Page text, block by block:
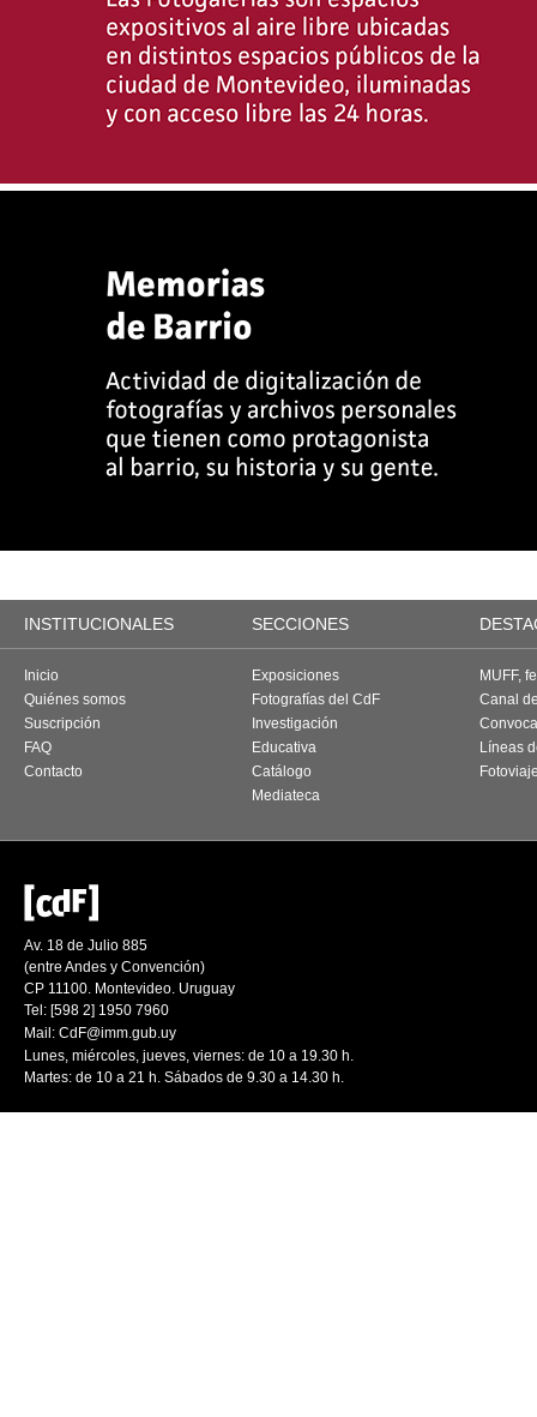
INSTITUCIONALES SECCIONES
Inicio
Quiénes somos
Suscripción
FAQ
Contacto
Exposiciones
Fotografías del CdF
Investigación
Educativa
Catálogo
Mediateca
MUFF,
Canal
Líneas
Av. 18 de Julio 885
(entre Andes y Convención)
CP 11100. Montevideo. Uruguay
Tel: [598 2] 1950 7960
Mail: CdF@imm.gub.uy
Lunes, miércoles, jueves, viernes: de 10 a 19.30 h.
Martes: de 10 a 21 h. Sábados de 9.30 a 14.30 h.